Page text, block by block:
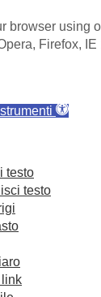
browser using
Firefox, IE
testo
testo